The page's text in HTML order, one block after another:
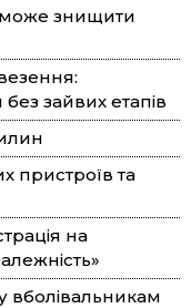
може знищити
зайвих етапів
пристроїв та
на
вболівальникам